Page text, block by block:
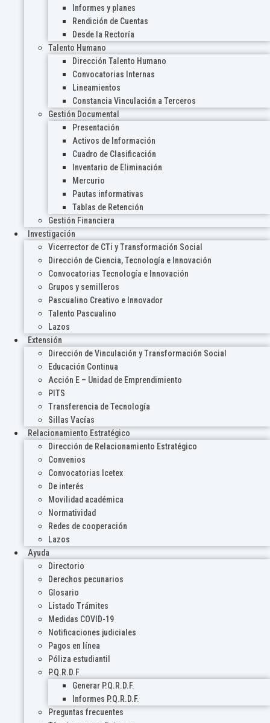
Informes y planes
Rendición de Cuentas
Desde la Rectoría
Talento Humano
Dirección Talento Humano
Convocatorias Internas
Lineamientos
Constancia Vinculación a Terceros
Gestión Documental
Presentación
Activos de Información
Cuadro de Clasificación
Inventario de Eliminación
Mercurio
Pautas informativas
Tablas de Retención
Gestión Financiera
Investigación
Vicerrector de CTi y Transformación Social
Dirección de Ciencia, Tecnología e Innovación
Convocatorias Tecnología e Innovación
Grupos y semilleros
Pascualino Creativo e Innovador
Talento Pascualino
Lazos
Extensión
Dirección de Vinculación y Transformación Social
Educación Continua
Acción E – Unidad de Emprendimiento
PITS
Transferencia de Tecnología
Sillas Vacías
Relacionamiento Estratégico
Dirección de Relacionamiento Estratégico
Convenios
Convocatorias Icetex
De interés
Movilidad académica
Normatividad
Redes de cooperación
Lazos
Ayuda
Directorio
Derechos pecunarios
Glosario
Listado Trámites
Medidas COVID-19
Notificaciones judiciales
Pagos en línea
Póliza estudiantil
P.Q.R.D.F
Generar P.Q.R.D.F.
Informes P.Q.R.D.F.
Preguntas frecuentes